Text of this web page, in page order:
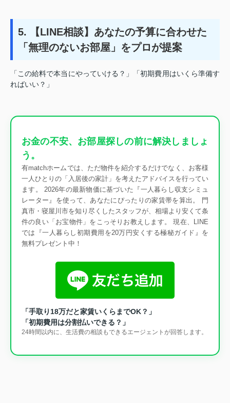
5. 【LINE相談】あなたの予算に合わせた
「無理のないお部屋」をプロが提案
「この給料で本当にやっていける？」「初期費用はいくら準備す
ればいい？」
お金の不安、お部屋探しの前に解決しましょ
う。
有matchホームでは、ただ物件を紹介するだけでなく、お客様
一人ひとりの「入居後の家計」を考えたアドバイスを行ってい
ます。 2026年の最新物価に基づいた『一人暮らし収支シミュ
レーター』を使って、あなたにぴったりの家賃帯を算出。 門
真市・寝屋川市を知り尽くしたスタッフが、相場より安くて条
件の良い「お宝物件」をこっそりお教えします。 現在、LINE
では『一人暮らし初期費用を20万円安くする極秘ガイド』を
無料プレゼント中！
「手取り18万だと家賃いくらまでOK？」
「初期費用は分割払いできる？」
24時間以内に、生活費の相談もできるエージェントが回答します。